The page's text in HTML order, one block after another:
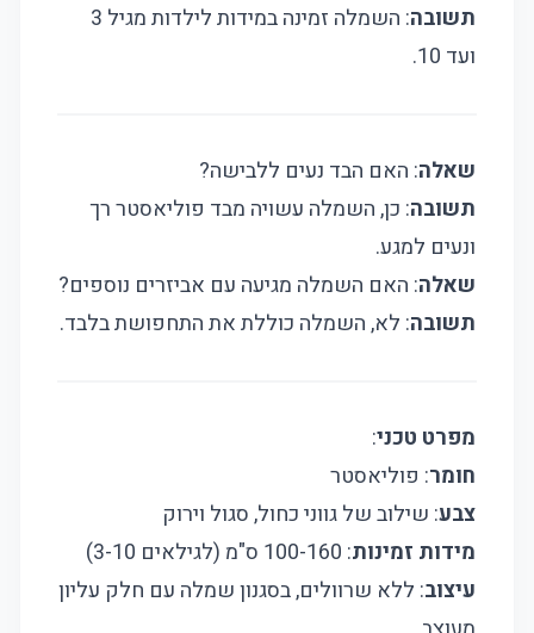
תשובה
: השמלה זמינה במידות לילדות מגיל 3
ועד 10.
שאלה: האם הבד נעים ללבישה?
תשובה: כן, השמלה עשויה מבד פוליאסטר רך
ונעים למגע.
שאלה: האם השמלה מגיעה עם אביזרים נוספים?
תשובה: לא, השמלה כוללת את התחפושת בלבד.
מפרט טכני:
חומר: פוליאסטר
צבע: שילוב של גווני כחול, סגול וירוק
מידות זמינות: 100-160 ס"מ (לגילאים 3-10)
עיצוב: ללא שרוולים, בסגנון שמלה עם חלק עליון